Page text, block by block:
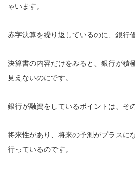
ゃいます。
赤字決算を繰り返しているのに、銀行
決算書の内容だけをみると、銀行が積
見えないのにです。
銀行が融資をしているポイントは、そ
将来性があり、将来の予測がプラスに
行っているのです。